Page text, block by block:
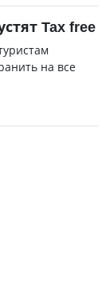
Tax free
на все